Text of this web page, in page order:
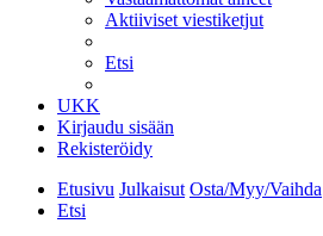
Aktiiviset viestiketjut
Etsi
UKK
Kirjaudu sisään
Rekisteröidy
Etusivu Julkaisut Osta/Myy/Vaihda
Etsi